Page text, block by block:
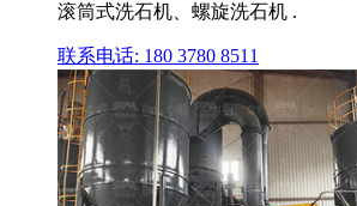
滚筒式洗石机、螺旋洗石机 .
联系电话: 180 3780 8511